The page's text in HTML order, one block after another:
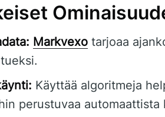
Markvexo tarjoaa
Käyttää algoritmeja
perustuvaa automaattista